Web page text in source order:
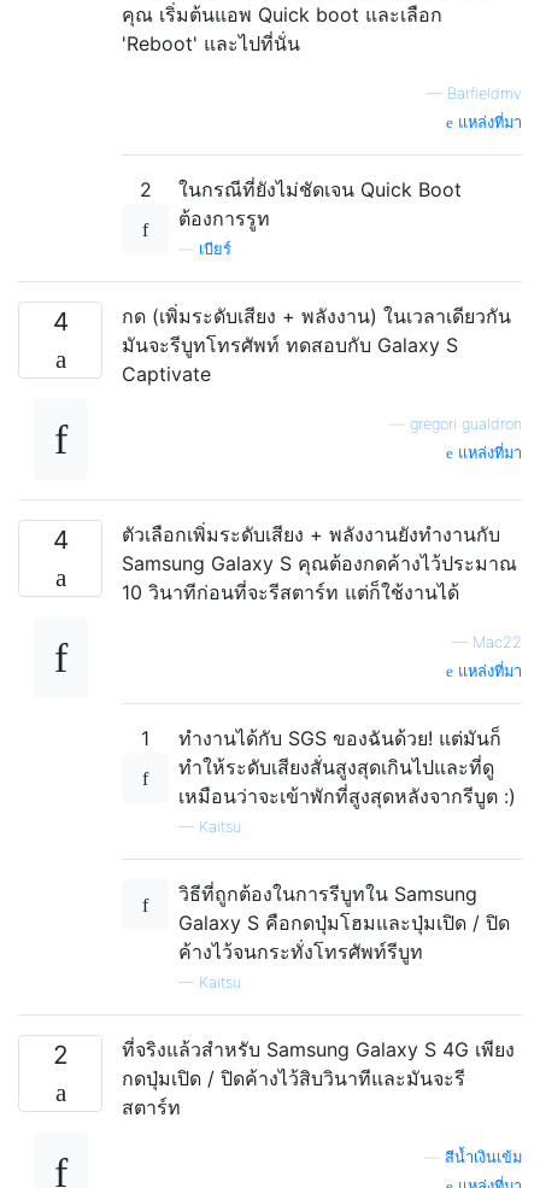
คุณ เริ่มต้นแอพ Quick boot และเลือก
'Reboot' และไปที่นั่น
— Barfieldmv
แหล่งที่มา
2
ในกรณีที่ยังไม่ชัดเจน Quick Boot
ต้องการรูท
เบียร์
4
กด (เพิ่มระดับเสียง + พลังงาน) ในเวลาเดียวกัน
มันจะรีบูทโทรศัพท์ ทดสอบกับ Galaxy S
Captivate
gregori gualdron
แหล่งที่มา
4
ตัวเลือกเพิ่มระดับเสียง + พลังงานยังทำงานกับ
Samsung Galaxy S คุณต้องกดค้างไว้ประมาณ
10 วินาทีก่อนที่จะรีสตาร์ท แต่ก็ใช้งานได้
— Mac22
แหล่งที่มา
1
ทำงานได้กับ SGS ของฉันด้วย! แต่มันก็
ทำให้ระดับเสียงสั่นสูงสุดเกินไปและที่ดู
เหมือนว่าจะเข้าพักที่สูงสุดหลังจากรีบูต :)
— Kaitsu
วิธีที่ถูกต้องในการรีบูทใน Samsung
Galaxy S คือกดปุ่มโฮมและปุ่มเปิด / ปิด
ค้างไว้จนกระทั่งโทรศัพท์รีบูท
— Kaitsu
2
ที่จริงแล้วสำหรับ Samsung Galaxy S 4G เพียง
กดปุ่มเปิด / ปิดค้างไว้สิบวินาทีและมันจะรี
สตาร์ท
สีน้ำเงินเข้ม